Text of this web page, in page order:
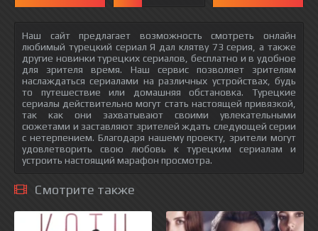
Наш сайт предлагает возможность смотреть онлайн
любимый турецкий сериал Я дал клятву 73 серия, а также
другие новинки турецких сериалов, бесплатно и в удобное
для зрителя время. Наш сервис позволяет зрителям
наслаждаться сериалами на различных устройствах, будь
то путешествие или домашняя обстановка. Турецкие
сериалы действительно могут стать настоящей привязкой,
так как они захватывают своими увлекательными
сюжетами и заставляют зрителей ждать следующей серии
с нетерпением. Благодаря нашему проекту, зрители могут
удовлетворить свою любовь к турецким сериалам и
устроить настоящий марафон просмотра.
Смотрите также